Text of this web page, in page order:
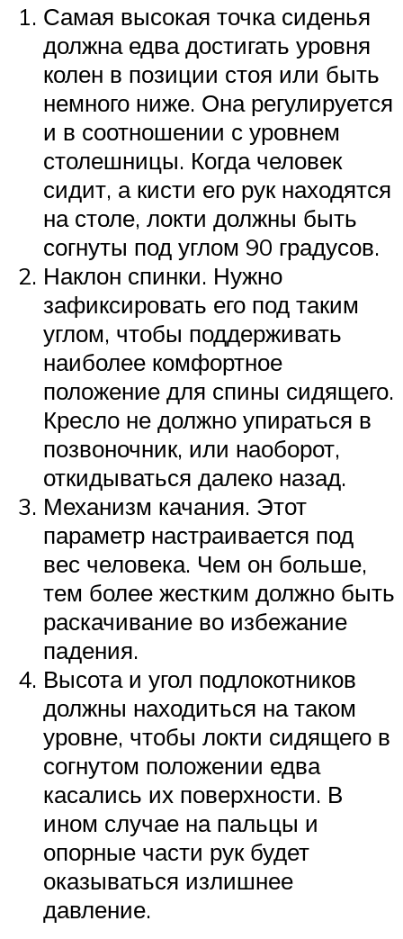
Самая высокая точка сиденья
должна едва достигать уровня
колен в позиции стоя или быть
немного ниже. Она регулируется
и в соотношении с уровнем
столешницы. Когда человек
сидит, а кисти его рук находятся
на столе, локти должны быть
согнуты под углом 90 градусов.
Наклон спинки. Нужно
зафиксировать его под таким
углом, чтобы поддерживать
наиболее комфортное
положение для спины сидящего.
Кресло не должно упираться в
позвоночник, или наоборот,
откидываться далеко назад.
Механизм качания. Этот
параметр настраивается под
вес человека. Чем он больше,
тем более жестким должно быть
раскачивание во избежание
падения.
Высота и угол подлокотников
должны находиться на таком
уровне, чтобы локти сидящего в
согнутом положении едва
касались их поверхности. В
ином случае на пальцы и
опорные части рук будет
оказываться излишнее
давление.